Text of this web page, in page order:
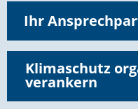
Ihr
Klima­schutz
verankern